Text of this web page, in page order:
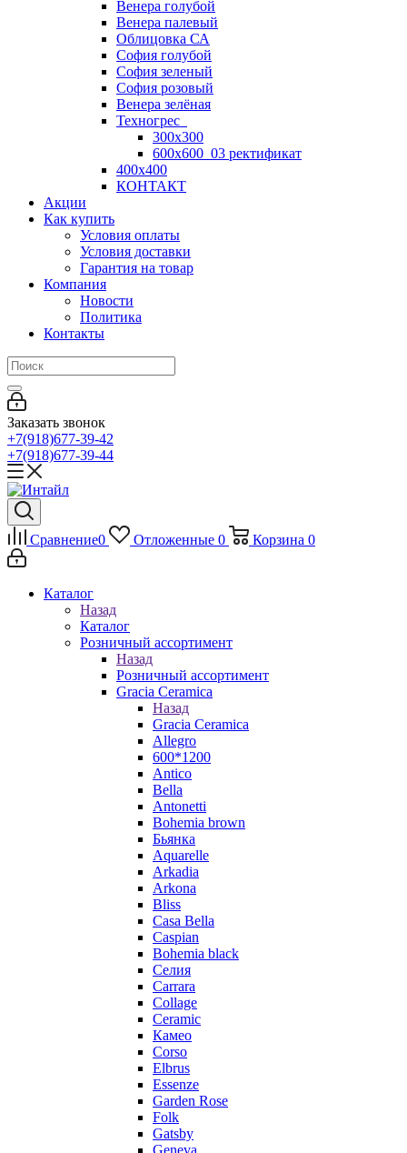
Венера голубой
Венера палевый
Облицовка СА
София голубой
София зеленый
София розовый
Венера зелёная
Техногрес
300х300
600х600_03 ректификат
400х400
КОНТАКТ
Акции
Как купить
Условия оплаты
Условия доставки
Гарантия на товар
Компания
Новости
Политика
Контакты
Заказать звонок
+7(918)677-39-42
+7(918)677-39-44
Сравнение0 Отложенные 0 Корзина 0
Каталог
Назад
Каталог
Розничный ассортимент
Назад
Розничный ассортимент
Gracia Ceramica
Назад
Gracia Ceramica
Allegro
600*1200
Antico
Bella
Antonetti
Bohemia brown
Бьянка
Aquarelle
Arkadia
Arkona
Bliss
Casa Bella
Caspian
Bohemia black
Селия
Carrara
Collage
Ceramic
Камео
Corso
Elbrus
Essenze
Garden Rose
Folk
Gatsby
Geneva